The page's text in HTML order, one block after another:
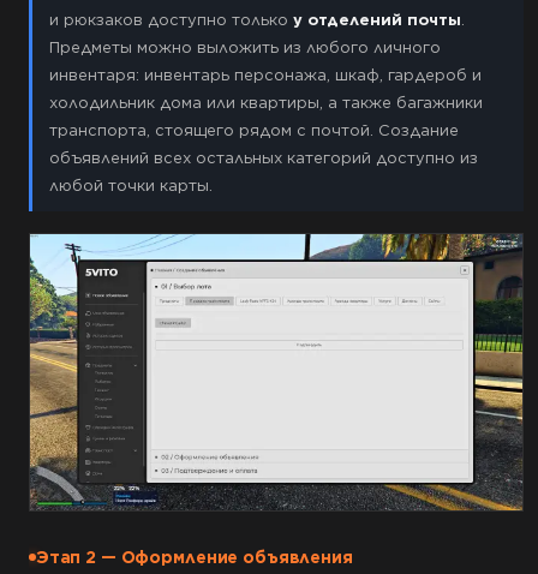
и рюкзаков доступно только у отделений почты
Предметы можно выложить из любого личного
инвентаря: инвентарь персонажа, шкаф, гардероб и
холодильник дома или квартиры, а также багажники
транспорта, стоящего рядом с почтой. Создание
объявлений всех остальных категорий доступно из
любой точки карты.
Этап 2 — Оформление объявления